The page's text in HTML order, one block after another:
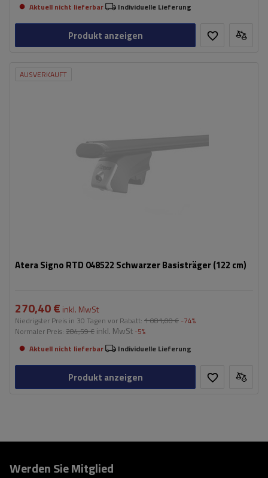
Aktuell nicht lieferbar Individuelle Lieferung
Produkt anzeigen
AUSVERKAUFT
Atera Signo RTD 048522 Schwarzer Basisträger (122 cm)
270,40 € inkl. MwSt
Niedrigster Preis in 30 Tagen vor Rabatt: 1 081,00 € -74%
Normaler Preis: 284,59 € inkl. MwSt -5%
Aktuell nicht lieferbar
Individuelle Lieferung
Produkt anzeigen
Werden Sie Mitglied